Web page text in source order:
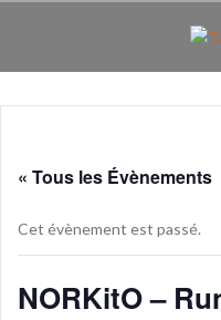
« Tous les Évènements
Cet évènement est passé.
NORKitO –